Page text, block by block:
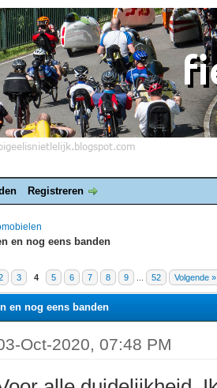
Registreren
en nog eens banden
3 4 5 6 7 8 9 52 Volgende »
en nog eens banden
Oct-2020, 07:48 PM